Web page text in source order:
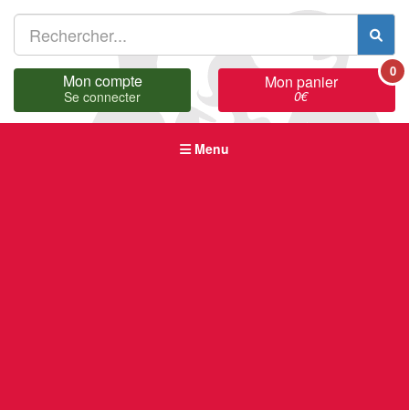
Mon compte
Se connecter
Mon panier
0€
0
Menu